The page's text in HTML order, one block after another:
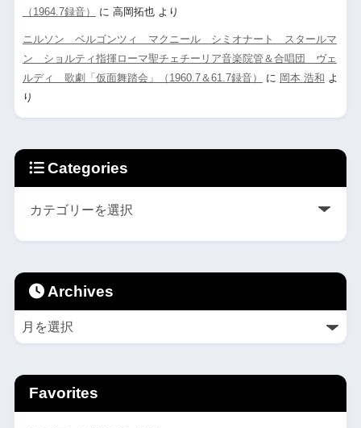
（1964.7録音）
に 高岡拓也より
ニルソン ベルゴンツィ マクニール シミオナート スタールマ
ン ショルティ指揮ローマ聖チェチーリア音楽院管＆合唱団 ヴェ
ルディ 歌劇「仮面舞踏会」（1960.7＆61.7録音）
に 岡本 浩和 よ
り
Categories
Archives
Favorites